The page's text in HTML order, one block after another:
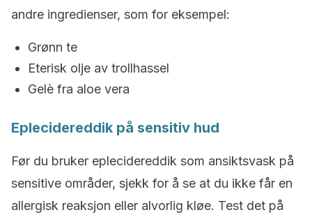
andre ingredienser, som for eksempel:
Grønn te
Eterisk olje av trollhassel
Gelè fra aloe vera
Eplecidereddik på sensitiv hud
Før du bruker eplecidereddik som ansiktsvask på
sensitive områder, sjekk for å se at du ikke får en
allergisk reaksjon eller alvorlig kløe. Test det på